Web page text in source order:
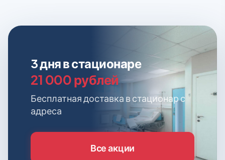
3 дня в стационаре
21 000 рублей
Бесплатная доставка в стационар с
адреса
Все акции